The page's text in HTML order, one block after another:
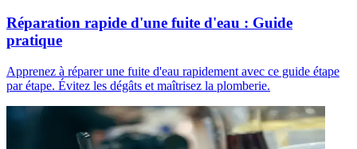
Réparation rapide d'une fuite d'eau : Guide
pratique
Apprenez à réparer une fuite d'eau rapidement avec ce guide étape
par étape. Évitez les dégâts et maîtrisez la plomberie.